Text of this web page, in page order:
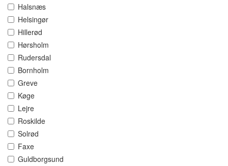
Halsnæs
Helsingør
Hillerød
Hørsholm
Rudersdal
Bornholm
Greve
Køge
Lejre
Roskilde
Solrød
Faxe
Guldborgsund